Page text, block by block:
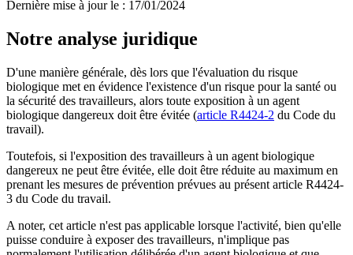
Dernière mise à jour le : 17/01/2024
Notre analyse juridique
D'une manière générale, dès lors que l'évaluation du risque
biologique met en évidence l'existence d'un risque pour la santé ou
la sécurité des travailleurs, alors toute exposition à un agent
biologique dangereux doit être évitée (article R4424-2 du Code du
travail).
Toutefois, si l'exposition des travailleurs à un agent biologique
dangereux ne peut être évitée, elle doit être réduite au maximum en
prenant les mesures de prévention prévues au présent article R4424-
3 du Code du travail.
A noter, cet article n'est pas applicable lorsque l'activité, bien qu'elle
puisse conduire à exposer des travailleurs, n'implique pas